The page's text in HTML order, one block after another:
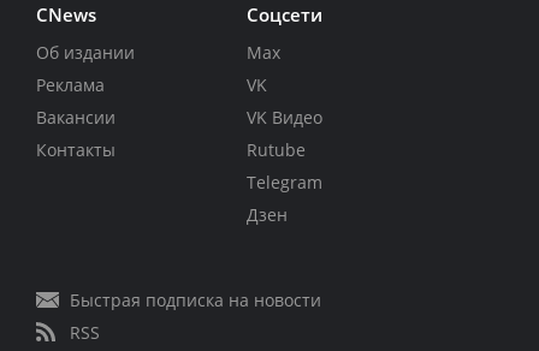
CNews
Об издании
Реклама
Вакансии
Контакты
Соцсети
Max
VK
VK Видео
Rutube
Telegram
Дзен
Быстрая подписка на новости
RSS